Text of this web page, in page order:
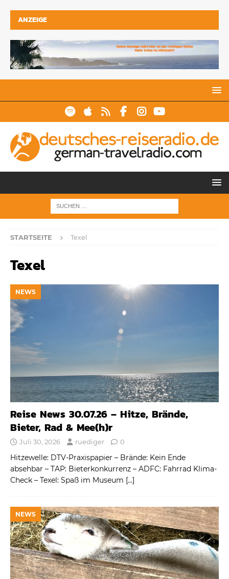
ANZEIGE
STARTSEITE Texel
Texel
NEWS
Reise News 30.07.26 – Hitze, Brände,
Bieter, Rad & Mee(h)r
Juli 30, 2026 ruediger 0
Hitzewelle: DTV-Praxispapier – Brände: Kein Ende
absehbar – TAP: Bieterkonkurrenz – ADFC: Fahrrad Klima-
Check – Texel: Spaß im Museum […]
NEWS